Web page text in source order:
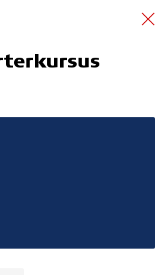
overgang -
og TryghedsGruppens